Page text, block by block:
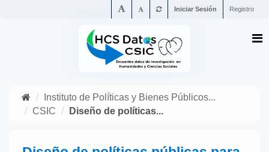
Iniciar Sesión Registro
Instituto de Políticas y Bienes Públicos...
CSIC
Diseño de políticas...